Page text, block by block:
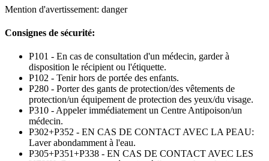
Mention d'avertissement: danger
Consignes de sécurité:
P101 - En cas de consultation d'un médecin, garder à
disposition le récipient ou l'étiquette.
P102 - Tenir hors de portée des enfants.
P280 - Porter des gants de protection/des vêtements de
protection/un équipement de protection des yeux/du visage.
P310 - Appeler immédiatement un Centre Antipoison/un
médecin.
P302+P352 - EN CAS DE CONTACT AVEC LA PEAU:
Laver abondamment à l'eau.
P305+P351+P338 - EN CAS DE CONTACT AVEC LES